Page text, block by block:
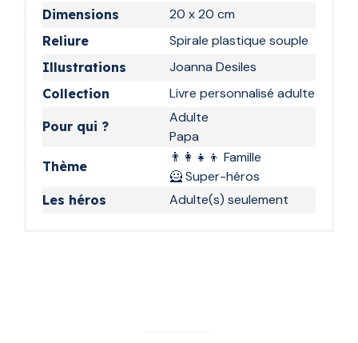
année.
Laissez parler votre imagination et laissez-lui
sur la page de garde un joli message pour lui
décrire votre amour ou le remercier pour tout
Que vous soyez petit ou grand, ce livre
personnalisé est un joli cadeau pour tous les
papas quelle que soit la génération !
Dimensions 20 x 20 cm
Reliure Spirale plastique souple
Illustrations Joanna Desiles
Collection Livre personnalisé adulte
Pour qui ?
Adulte
Papa
Thème
👨‍👩‍👧‍👦 Famille
🦸 Super-héros
Les héros Adulte(s) seulement